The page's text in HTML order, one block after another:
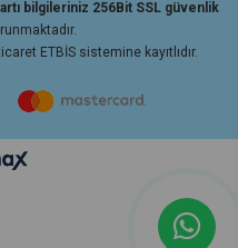
bilgileriniz 256Bit SSL güvenlik
ETBİS sistemine kayıtlıdır.